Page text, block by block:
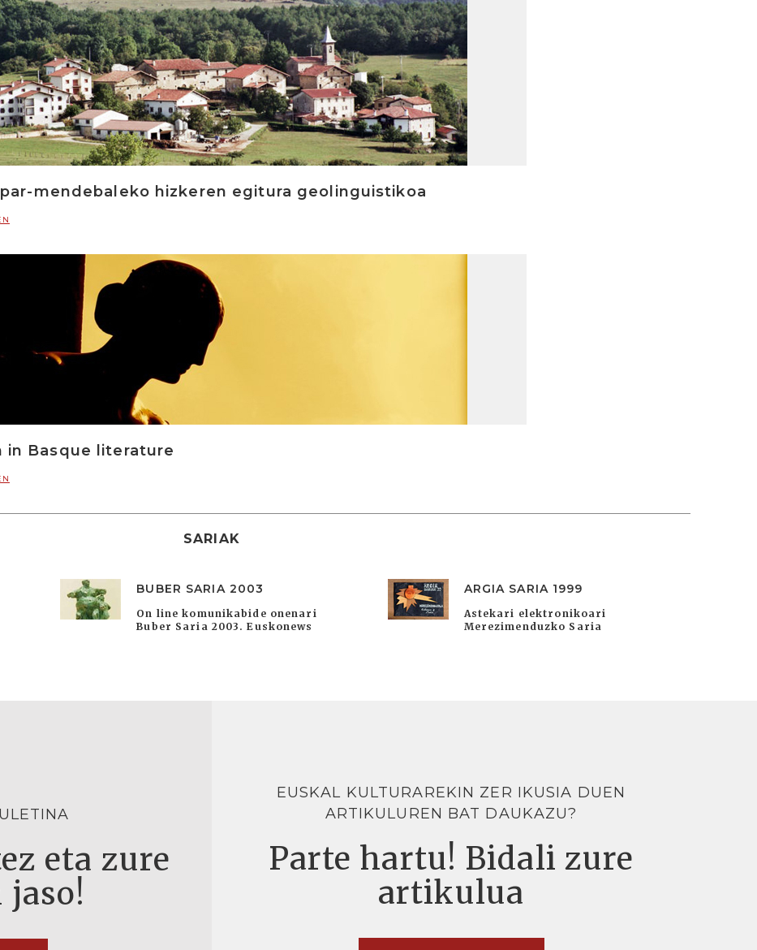
mendebaleko hizkeren egitura geolinguistikoa
in Basque literature
SARIAK
BUBER SARIA 2003
On line komunikabide onenari
Buber Saria 2003. Euskonews
ARGIA SARIA 1999
Astekari elektronikoari
Merezimenduzko Saria
eta zure
jaso!
EUSKAL KULTURAREKIN ZER IKUSIA DUEN
ARTIKULUREN BAT DAUKAZU?
Parte hartu! Bidali zure
artikulua